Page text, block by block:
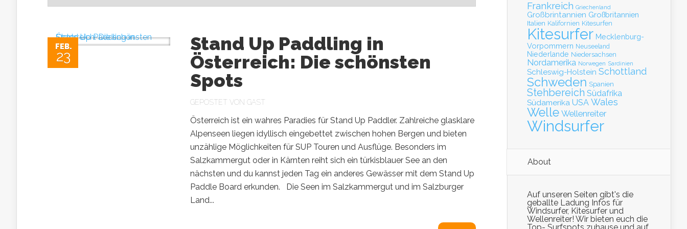
FEB.
23
Stand Up Paddling in
Österreich: Die schönsten
Spots
GEPOSTET VON GAST
Österreich ist ein wahres Paradies für Stand Up Paddler. Zahlreiche glasklare
Alpenseen liegen idyllisch eingebettet zwischen hohen Bergen und bieten
unzählige Möglichkeiten für SUP Touren und Ausflüge. Besonders im
Salzkammergut oder in Kärnten reiht sich ein türkisblauer See an den
nächsten und du kannst jeden Tag ein anderes Gewässer mit dem Stand Up
Paddle Board erkunden. Die Seen im Salzkammergut und im Salzburger
Land...
Frankreich Griechenland
Großbrintannien Großbritannien
Italien Kalifornien Kitesurfen
Kitesurfer Mecklenburg-
Vorpommern Neuseeland
Niederlande Niedersachsen
Nordamerika Norwegen Sardinien
Schleswig-Holstein Schottland
Schweden Spanien
Stehbereich Südafrika
Südamerika USA Wales
Welle Wellenreiter
Windsurfer
About
Auf unseren Seiten gibt's die
geballte Ladung Infos für
Windsurfer, Kitesurfer und
Wellenreiter! Wir bieten euch die